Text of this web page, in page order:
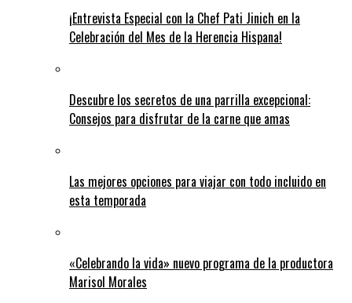
¡Entrevista Especial con la Chef Pati Jinich en la
Celebración del Mes de la Herencia Hispana!
Descubre los secretos de una parrilla excepcional:
Consejos para disfrutar de la carne que amas
Las mejores opciones para viajar con todo incluido en
esta temporada
«Celebrando la vida» nuevo programa de la productora
Marisol Morales